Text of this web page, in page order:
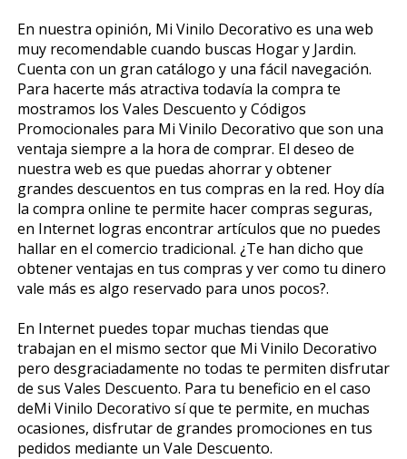
En nuestra opinión, Mi Vinilo Decorativo es una web
muy recomendable cuando buscas Hogar y Jardin.
Cuenta con un gran catálogo y una fácil navegación.
Para hacerte más atractiva todavía la compra te
mostramos los Vales Descuento y Códigos
Promocionales para Mi Vinilo Decorativo que son una
ventaja siempre a la hora de comprar. El deseo de
nuestra web es que puedas ahorrar y obtener
grandes descuentos en tus compras en la red. Hoy día
la compra online te permite hacer compras seguras,
en Internet logras encontrar artículos que no puedes
hallar en el comercio tradicional. ¿Te han dicho que
obtener ventajas en tus compras y ver como tu dinero
vale más es algo reservado para unos pocos?.
En Internet puedes topar muchas tiendas que
trabajan en el mismo sector que Mi Vinilo Decorativo
pero desgraciadamente no todas te permiten disfrutar
de sus Vales Descuento. Para tu beneficio en el caso
deMi Vinilo Decorativo sí que te permite, en muchas
ocasiones, disfrutar de grandes promociones en tus
pedidos mediante un Vale Descuento.